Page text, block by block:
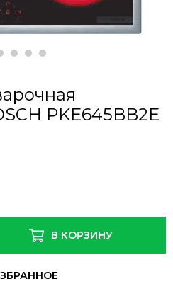
PKE645BB2E
В КОРЗИНУ